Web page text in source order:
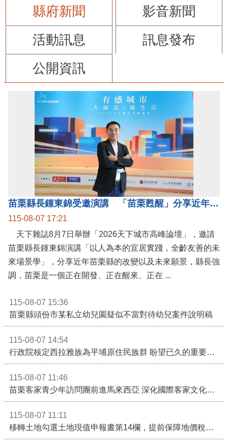
縣府新聞
影音新聞
活動訊息
訊息發布
公開資訊
苗栗縣長鍾東錦受邀演講 「苗栗甦醒」分享近年轉變
115-08-07 17:21
天下雜誌8月7日舉辦「2026天下城市高峰論壇」，邀請
苗栗縣長鍾東錦演講「以人為本的宜居實踐，全齡友善的未
來場景學」，分享近年苗栗縣的改變以及未來願景，縣長強
調，苗栗是一個正在開發、正在醒來、正在 ...
115-08-07 15:36
苗栗縣頭份市某私立幼兒園疑似不當對待幼兒案件說明稿
115-08-07 14:54
行政院核定西拉雅族為平埔原住民族群 盼望已久的重要時刻到來！8月13日起受理民族成員名冊登記
115-08-07 11:46
苗栗客家青少年訪問團前進馬來西亞 深化國際客家文化交流
115-08-07 11:11
移轉土地勾選土地現值申報書第14欄，提前保障地價稅節稅權益